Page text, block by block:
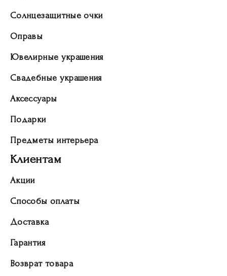
Солнцезащитные очки
Оправы
Ювелирные украшения
Свадебные украшения
Аксессуары
Подарки
Предметы интерьера
Клиентам
Акции
Способы оплаты
Доставка
Гарантия
Возврат товара